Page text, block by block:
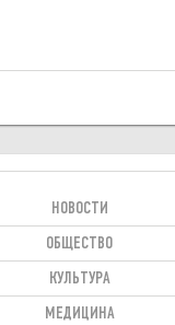
НОВОСТИ
ОБЩЕСТВО
КУЛЬТУРА
МЕДИЦИНА